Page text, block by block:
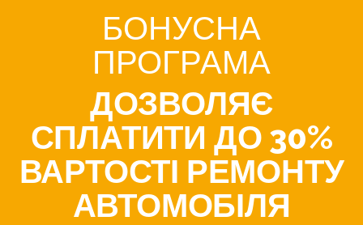
БОНУСНА
ПРОГРАМА
ДОЗВОЛЯЄ
СПЛАТИТИ ДО 30%
ВАРТОСТІ РЕМОНТУ
АВТОМОБІЛЯ